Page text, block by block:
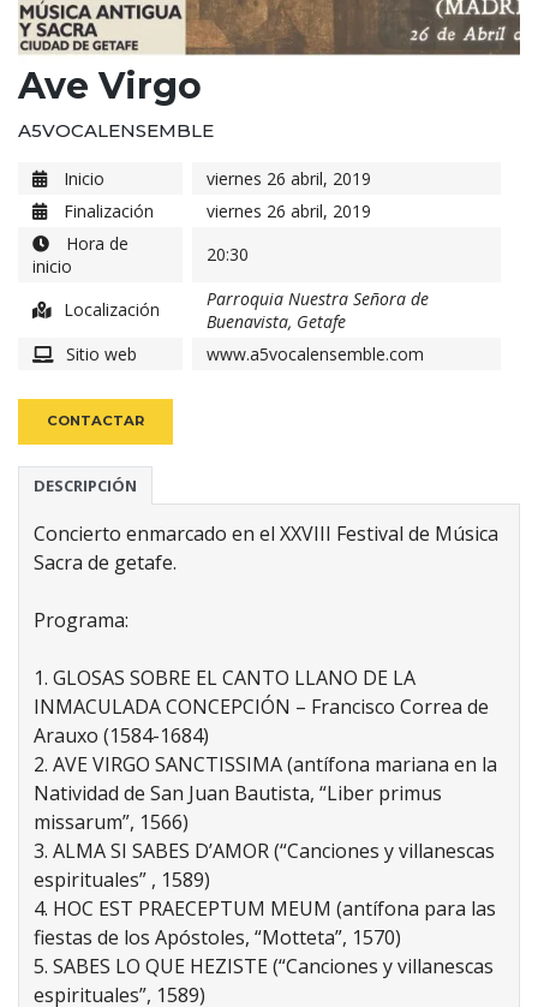
Ave Virgo
A5VOCALENSEMBLE
Inicio
viernes 26 abril, 2019
Finalización
viernes 26 abril, 2019
Hora de
inicio
20:30
Localización
Parroquia Nuestra Señora de
Buenavista, Getafe
Sitio web
www.a5vocalensemble.com
CONTACTAR
DESCRIPCIÓN
Concierto enmarcado en el XXVIII Festival de Música
Sacra de getafe.
Programa:
1. GLOSAS SOBRE EL CANTO LLANO DE LA
INMACULADA CONCEPCIÓN – Francisco Correa de
Arauxo (1584-1684)
2. AVE VIRGO SANCTISSIMA (antífona mariana en la
Natividad de San Juan Bautista, “Liber primus
missarum”, 1566)
3. ALMA SI SABES D’AMOR (“Canciones y villanescas
espirituales” , 1589)
4. HOC EST PRAECEPTUM MEUM (antífona para las
fiestas de los Apóstoles, “Motteta”, 1570)
5. SABES LO QUE HEZISTE (“Canciones y villanescas
espirituales”, 1589)